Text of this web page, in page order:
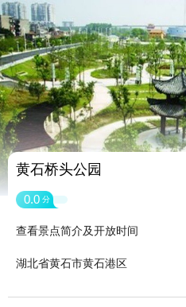
黄石桥头公园
0.0 分
查看景点简介及开放时间
湖北省黄石市黄石港区
